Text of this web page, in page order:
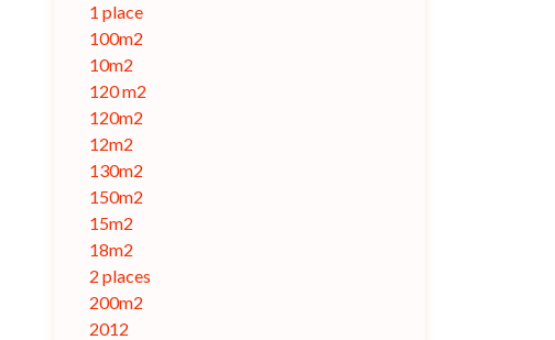
1 place
100m2
10m2
120 m2
120m2
12m2
130m2
150m2
15m2
18m2
2 places
200m2
2012